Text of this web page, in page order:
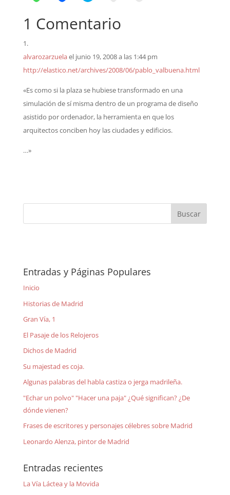
1 Comentario
alvarozarzuelael junio 19, 2008 a las 1:44 pm
http://elastico.net/archives/2008/06/pablo_valbuena.html
«Es como si la plaza se hubiese transformado en una
simulación de sí misma dentro de un programa de diseño
asistido por ordenador, la herramienta en que los
arquitectos conciben hoy las ciudades y edificios.
…»
Entradas y Páginas Populares
Inicio
Historias de Madrid
Gran Vía, 1
El Pasaje de los Relojeros
Dichos de Madrid
Su majestad es coja.
Algunas palabras del habla castiza o jerga madrileña.
"Echar un polvo" "Hacer una paja" ¿Qué significan? ¿De
dónde vienen?
Frases de escritores y personajes célebres sobre Madrid
Leonardo Alenza, pintor de Madrid
Entradas recientes
La Vía Láctea y la Movida